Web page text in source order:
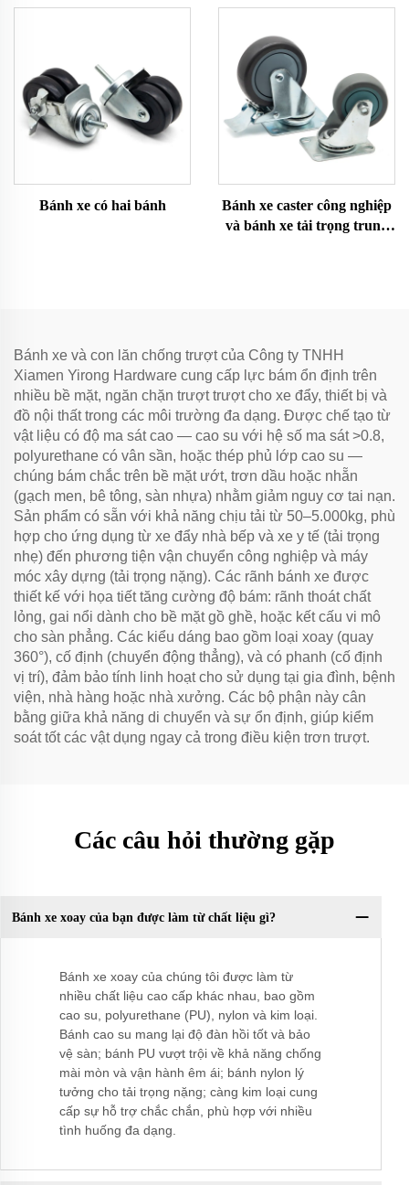
Bánh xe có hai bánh
Bánh xe caster công nghiệp
và bánh xe tải trọng trung
Bánh xe và con lăn chống trượt của Công ty TNHH
Xiamen Yirong Hardware cung cấp lực bám ổn định trên
nhiều bề mặt, ngăn chặn trượt trượt cho xe đẩy, thiết bị và
đồ nội thất trong các môi trường đa dạng. Được chế tạo từ
vật liệu có độ ma sát cao — cao su với hệ số ma sát >0.8,
polyurethane có vân sần, hoặc thép phủ lớp cao su —
chúng bám chắc trên bề mặt ướt, trơn dầu hoặc nhẵn
(gạch men, bê tông, sàn nhựa) nhằm giảm nguy cơ tai nạn.
Sản phẩm có sẵn với khả năng chịu tải từ 50–5.000kg, phù
hợp cho ứng dụng từ xe đẩy nhà bếp và xe y tế (tải trọng
nhẹ) đến phương tiện vận chuyển công nghiệp và máy
móc xây dựng (tải trọng nặng). Các rãnh bánh xe được
thiết kế với họa tiết tăng cường độ bám: rãnh thoát chất
lỏng, gai nổi dành cho bề mặt gồ ghề, hoặc kết cấu vi mô
cho sàn phẳng. Các kiểu dáng bao gồm loại xoay (quay
360°), cố định (chuyển động thẳng), và có phanh (cố định
vị trí), đảm bảo tính linh hoạt cho sử dụng tại gia đình, bệnh
viện, nhà hàng hoặc nhà xưởng. Các bộ phận này cân
bằng giữa khả năng di chuyển và sự ổn định, giúp kiểm
soát tốt các vật dụng ngay cả trong điều kiện trơn trượt.
Các câu hỏi thường gặp
Bánh xe xoay của bạn được làm từ chất liệu gì?
Bánh xe xoay của chúng tôi được làm từ
nhiều chất liệu cao cấp khác nhau, bao gồm
cao su, polyurethane (PU), nylon và kim loại.
Bánh cao su mang lại độ đàn hồi tốt và bảo
vệ sàn; bánh PU vượt trội về khả năng chống
mài mòn và vận hành êm ái; bánh nylon lý
tưởng cho tải trọng nặng; càng kim loại cung
cấp sự hỗ trợ chắc chắn, phù hợp với nhiều
tình huống đa dạng.